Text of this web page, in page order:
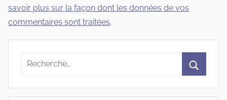
savoir plus sur la façon dont les données de vos
commentaires sont traitées.
Recherche
: